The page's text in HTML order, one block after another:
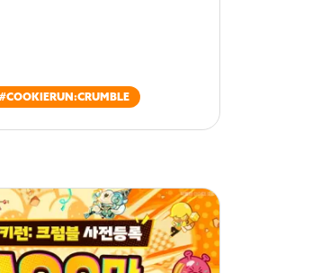
#COOKIERUN:CRUMBLE